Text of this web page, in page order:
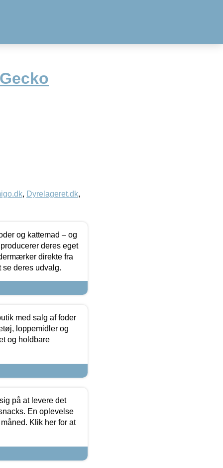
, Dyrelageret.dk,
og kattemad – og
deres eget
direkte fra
se deres udvalg.
med salg af foder
loppemidler og
og holdbare
på at levere det
En oplevelse
Klik her for at